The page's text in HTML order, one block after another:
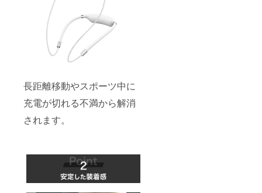
長距離移動やスポーツ中に
充電が切れる不満から解消
されます。